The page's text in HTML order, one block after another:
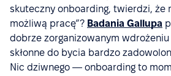
skuteczny onboarding, twierdzi, że
możliwą pracę”? Badania Gallupa
dobrze zorganizowanym
skłonne do bycia bardzo
Nic dziwnego — onboarding to